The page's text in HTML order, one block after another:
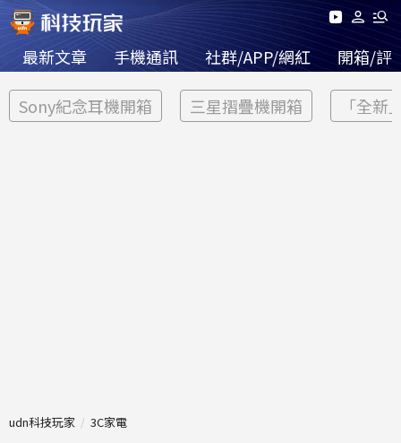
最新文章 手機通訊 社群/APP/網紅 開箱/評
Sony紀念耳機開箱 三星摺疊機開箱 「全新
udn科技玩家 3C家電